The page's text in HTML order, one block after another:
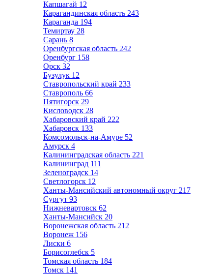
Капшагай 12
Карагандинская область 243
Караганда 194
Темиртау 28
Сарань 8
Оренбургская область 242
Оренбург 158
Орск 32
Бузулук 12
Ставропольский край 233
Ставрополь 66
Пятигорск 29
Кисловодск 28
Хабаровский край 222
Хабаровск 133
Комсомольск-на-Амуре 52
Амурск 4
Калининградская область 221
Калининград 111
Зеленоградск 14
Светлогорск 12
Ханты-Мансийский автономный округ 217
Сургут 93
Нижневартовск 62
Ханты-Мансийск 20
Воронежская область 212
Воронеж 156
Лиски 6
Борисоглебск 5
Томская область 184
Томск 141